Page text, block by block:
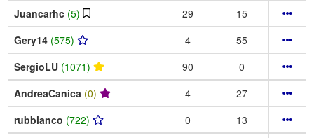
Juancarhc (5) 29
15
Gery14 (575) 4
55
SergioLU (1071) 90
0
AndreaCanica (0) 4
27
rubblanco (722) 0
13